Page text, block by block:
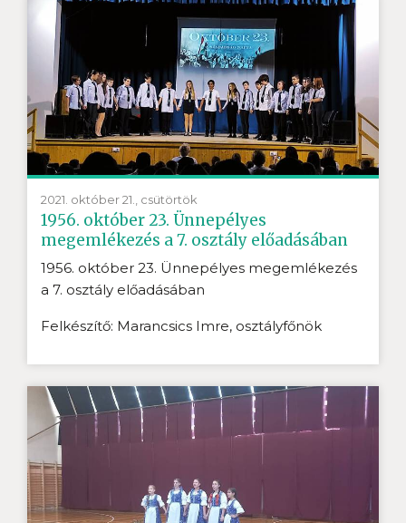
2021. október 21., csütörtök
1956. október 23. Ünnepélyes
megemlékezés a 7. osztály előadásában
1956. október 23. Ünnepélyes megemlékezés
a 7. osztály előadásában
Felkészítő: Marancsics Imre, osztályfőnök